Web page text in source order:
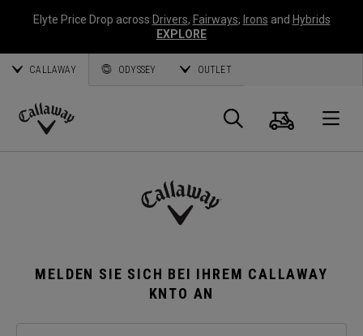
Elyte Price Drop across Drivers, Fairways, Irons and Hybrids
EXPLORE
CALLAWAY ODYSSEY OUTLET
Callaway
Suche
MELDEN SIE SICH BEI IHREM CALLAWAY
KNTO AN